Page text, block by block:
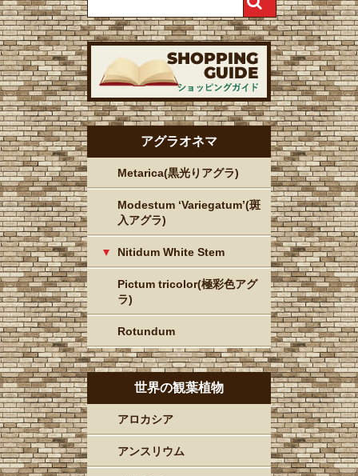
アグラオネマ
Metarica(黒光りアグラ)
Modestum ‘Variegatum’(斑
入アグラ)
Nitidum White Stem
Pictum tricolor(極彩色アグ
ラ)
Rotundum
世界の観葉植物
アロカシア
アンスリウム